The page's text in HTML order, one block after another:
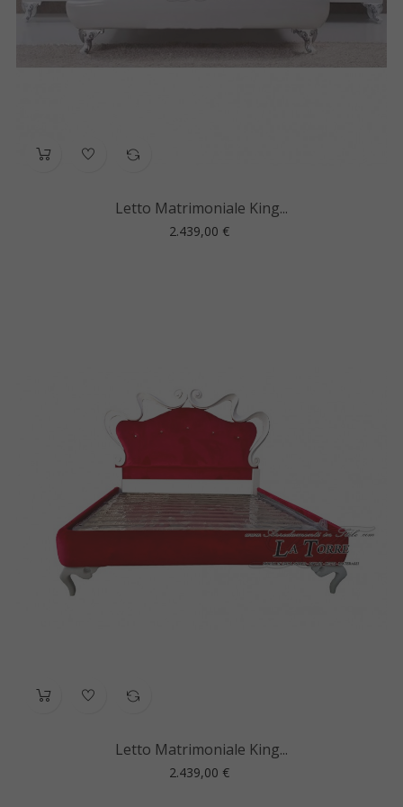
Letto Matrimoniale King...
Prezzo
2.439,00 €
Letto Matrimoniale King...
Prezzo
2.439,00 €